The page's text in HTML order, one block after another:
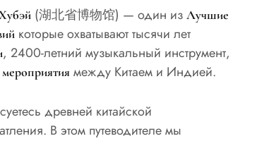
(湖北省博物馆) — один из Лучшие
которые охватывают тысячи лет
, 2400-летний музыкальный инструмент,
между Китаем и Индией.
древней китайской
В этом путеводителе мы